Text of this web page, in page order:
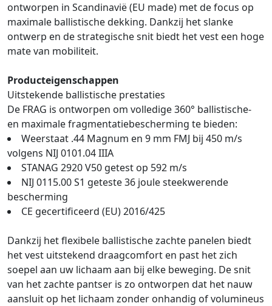
ontworpen in Scandinavië (EU made) met de focus op
maximale ballistische dekking. Dankzij het slanke
ontwerp en de strategische snit biedt het vest een hoge
mate van mobiliteit.
Producteigenschappen
Uitstekende ballistische prestaties
De FRAG is ontworpen om volledige 360° ballistische-
en maximale fragmentatiebescherming te bieden:
Weerstaat .44 Magnum en 9 mm FMJ bij 450 m/s
volgens NIJ 0101.04 IIIA
STANAG 2920 V50 getest op 592 m/s
NIJ 0115.00 S1 geteste 36 joule steekwerende
bescherming
CE gecertificeerd (EU) 2016/425
Dankzij het flexibele ballistische zachte panelen biedt
het vest uitstekend draagcomfort en past het zich
soepel aan uw lichaam aan bij elke beweging. De snit
van het zachte pantser is zo ontworpen dat het nauw
aansluit op het lichaam zonder onhandig of volumineus